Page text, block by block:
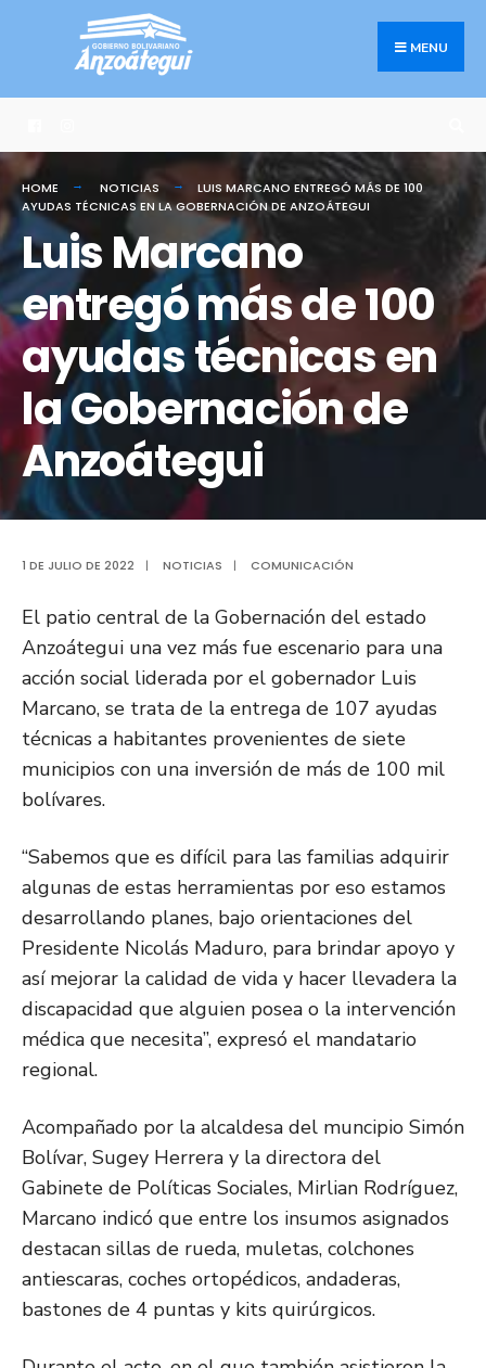
MENU
HOME NOTICIAS
LUIS MARCANO ENTREGÓ MÁS DE 100
AYUDAS TÉCNICAS EN LA GOBERNACIÓN DE ANZOÁTEGUI
Luis Marcano
entregó más de 100
ayudas técnicas en
la Gobernación de
Anzoátegui
1 DE JULIO DE 2022 | NOTICIAS | COMUNICACIÓN
El patio central de la Gobernación del estado
Anzoátegui una vez más fue escenario para una
acción social liderada por el gobernador Luis
Marcano, se trata de la entrega de 107 ayudas
técnicas a habitantes provenientes de siete
municipios con una inversión de más de 100 mil
bolívares.
“Sabemos que es difícil para las familias adquirir
algunas de estas herramientas por eso estamos
desarrollando planes, bajo orientaciones del
Presidente Nicolás Maduro, para brindar apoyo y
así mejorar la calidad de vida y hacer llevadera la
discapacidad que alguien posea o la intervención
médica que necesita”, expresó el mandatario
regional.
Acompañado por la alcaldesa del muncipio Simón
Bolívar, Sugey Herrera y la directora del
Gabinete de Políticas Sociales, Mirlian Rodríguez,
Marcano indicó que entre los insumos asignados
destacan sillas de rueda, muletas, colchones
antiescaras, coches ortopédicos, andaderas,
bastones de 4 puntas y kits quirúrgicos.
Search